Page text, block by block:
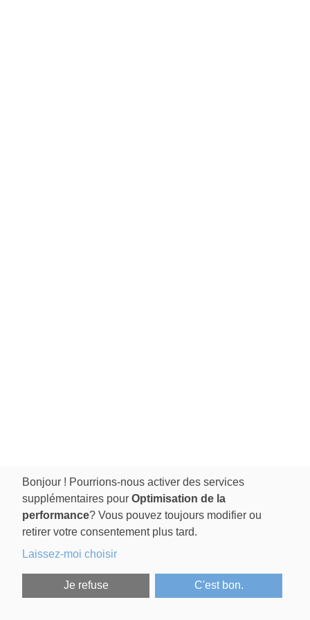
Bonjour ! Pourrions-nous activer des services
supplémentaires pour Optimisation de la
performance? Vous pouvez toujours modifier ou
retirer votre consentement plus tard.
Laissez-moi choisir
Je refuse C'est bon.